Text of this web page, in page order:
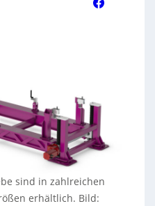
sind in zahlreichen
erhältlich. Bild: